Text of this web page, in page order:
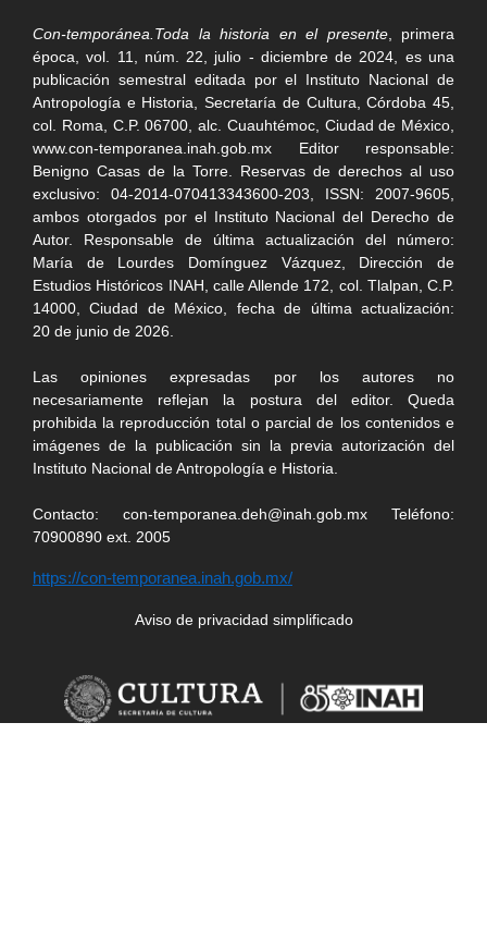
Con-temporánea.Toda la historia en el presente, primera
época, vol. 11, núm. 22, julio - diciembre de 2024, es una
publicación semestral editada por el Instituto Nacional de
Antropología e Historia, Secretaría de Cultura, Córdoba 45,
col. Roma, C.P. 06700, alc. Cuauhtémoc, Ciudad de México,
www.con-temporanea.inah.gob.mx Editor responsable:
Benigno Casas de la Torre. Reservas de derechos al uso
exclusivo: 04-2014-070413343600-203, ISSN: 2007-9605,
ambos otorgados por el Instituto Nacional del Derecho de
Autor. Responsable de última actualización del número:
María de Lourdes Domínguez Vázquez, Dirección de
Estudios Históricos INAH, calle Allende 172, col. Tlalpan, C.P.
14000, Ciudad de México, fecha de última actualización:
20 de junio de 2026.
Las opiniones expresadas por los autores no
necesariamente reflejan la postura del editor. Queda
prohibida la reproducción total o parcial de los contenidos e
imágenes de la publicación sin la previa autorización del
Instituto Nacional de Antropología e Historia.
Contacto: con-temporanea.deh@inah.gob.mx Teléfono:
70900890 ext. 2005
https://con-temporanea.inah.gob.mx/
Aviso de privacidad simplificado